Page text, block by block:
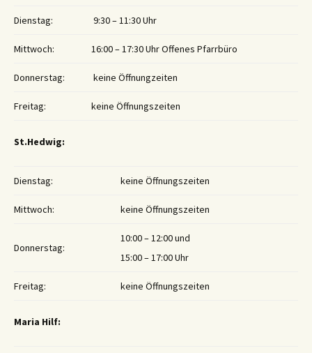
Dienstag: 9:30 – 11:30 Uhr
Mittwoch: 16:00 – 17:30 Uhr Offenes Pfarrbüro
Donnerstag: keine Öffnungzeiten
Freitag: keine Öffnungszeiten
St.Hedwig:
Dienstag: keine Öffnungszeiten
Mittwoch: keine Öffnungszeiten
Donnerstag:
10:00 – 12:00 und
15:00 – 17:00 Uhr
Freitag: keine Öffnungszeiten
Maria Hilf: